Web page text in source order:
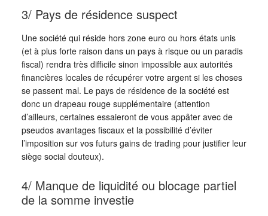
3/ Pays de résidence suspect
Une société qui réside hors zone euro ou hors états unis
(et à plus forte raison dans un pays à risque ou un paradis
fiscal) rendra très difficile sinon impossible aux autorités
financières locales de récupérer votre argent si les choses
se passent mal. Le pays de résidence de la société est
donc un drapeau rouge supplémentaire (attention
d’ailleurs, certaines essaieront de vous appâter avec de
pseudos avantages fiscaux et la possibilité d’éviter
l’imposition sur vos futurs gains de trading pour justifier leur
siège social douteux).
4/ Manque de liquidité ou blocage partiel
de la somme investie